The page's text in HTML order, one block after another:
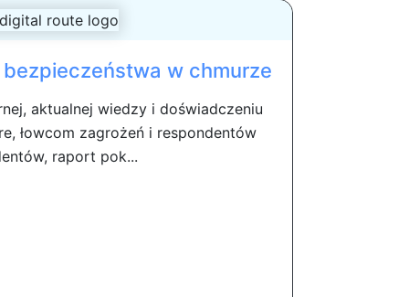
w chmurze
aktualnej wiedzy i doświadczeniu
łowcom zagrożeń i respondentów
raport pok...